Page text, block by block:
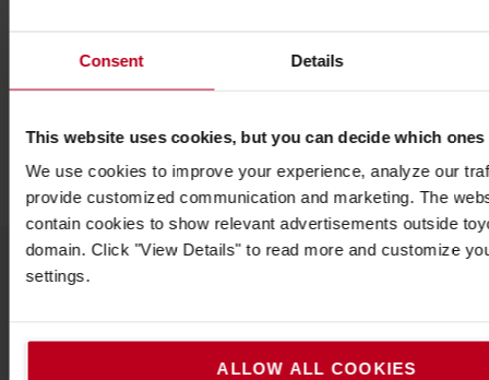
Consent Details
This website uses cookies, but you can decide which ones
We use cookies to improve your experience, analyze our
provide customized communication and marketing. The
contain cookies to show relevant advertisements outside
domain. Click "View Details" to read more and customize
settings.
ALLOW ALL COOKIES
*Szélesség: 73 mm
*Szín: Bolack